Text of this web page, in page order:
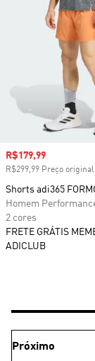
Preço com desconto
R$179,99
R$299,99 Preço original
Shorts adi365
Homem
2 cores
FRETE GRÁTIS
ADICLUB
Próximo